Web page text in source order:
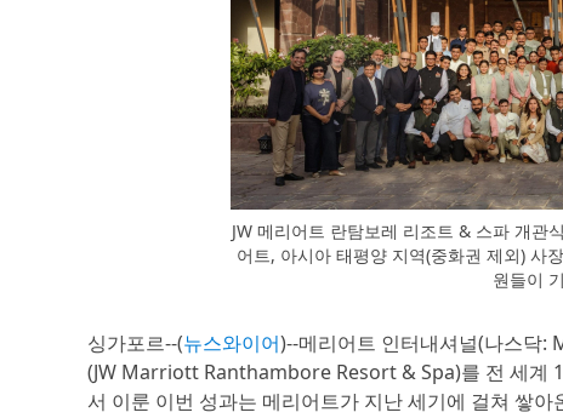
JW 메리어트 란탐보레 리조트 & 스파 개관
어트, 아시아 태평양 지역(중화권 제외) 사
원들이
싱가포르--(뉴스와이어)--메리어트 인터내셔널(나스닥:
(JW Marriott Ranthambore Resort & Spa)를 전 세계
서 이룬 이번 성과는 메리어트가 지난 세기에 걸쳐 쌓